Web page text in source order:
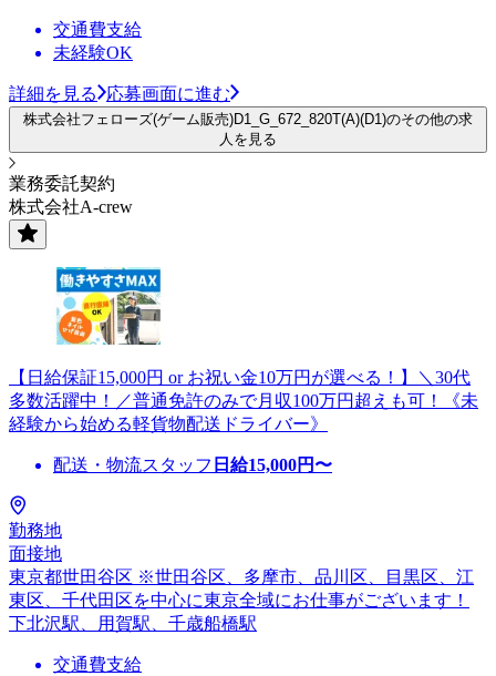
交通費支給
未経験OK
詳細を見る 応募画面に進む
株式会社フェローズ(ゲーム販売)D1_G_672_820T(A)(D1)のその他の求
人を見る
業務委託契約
株式会社A-crew
【日給保証15,000円 or お祝い金10万円が選べる！】＼30代
多数活躍中！／普通免許のみで月収100万円超えも可！《未
経験から始める軽貨物配送ドライバー》
配送・物流スタッフ 日給15,000円〜
勤務地
面接地
東京都世田谷区 ※世田谷区、多摩市、品川区、目黒区、江
東区、千代田区を中心に東京全域にお仕事がございます！
下北沢駅、用賀駅、千歳船橋駅
交通費支給